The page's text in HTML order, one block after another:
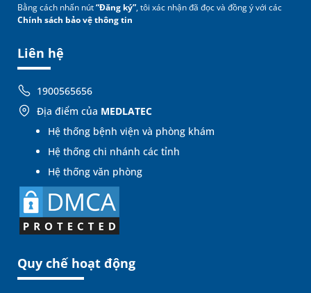
Liên hệ
1900565656
Địa điểm của MEDLATEC
Hệ thống bệnh viện và phòng khám
Hệ thống chi nhánh các tỉnh
Hệ thống văn phòng
Quy chế hoạt động
Bằng cách nhấn nút“Đăng ký”, tôi xác nhận đã đọc và đồng ý với các
Chính sách bảo vệ thông tin